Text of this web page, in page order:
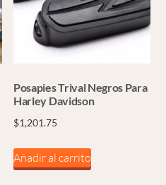
Posapies Trival Negros Para
Harley Davidson
$1,201.75
Añadir al carrito